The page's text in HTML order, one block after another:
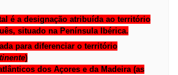
é a designação atribuída ao território
situado na Península Ibérica.
para diferenciar o território
)
dos Açores e da Madeira (as